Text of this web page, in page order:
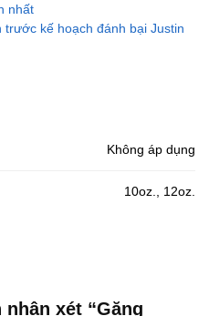
nhất
kế hoạch đánh bại Justin
Không áp dụng
10oz., 12oz.
xét “Găng